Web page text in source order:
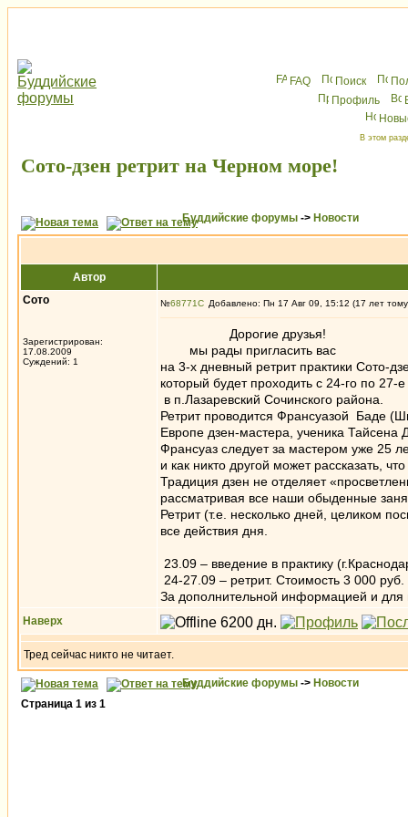
FAQ Поиск
Профиль
В этом
Сото-дзен ретрит на Черном море!
Буддийские форумы -> Новости
Автор
Сото
Зарегистрирован:
17.08.2009
Суждений: 1
№68771 Добавлено: Пн 17 Авг 09, 15:12 (17 лет
Дорогие друзья!
мы рады пригласить вас
на 3-х дневный ретрит практики Сото-
который будет проходить с 24-го по 27-
в п.Лазаревский Сочинского района.
Ретрит проводится Франсуазой Баде
Европе дзен-мастера, ученика
Франсуаз следует за мастером уже 25
и как никто другой может рассказать,
Традиция дзен не отделяет
рассматривая все наши обыденные
Ретрит (т.е. несколько дней, целиком
все действия дня.
23.09 – введение в практику
24-27.09 – ретрит. Стоимость 3 000 руб.
За дополнительной информацией и для
Наверх
Тред сейчас никто не читает.
Буддийские форумы -> Новости
Страница 1 из 1